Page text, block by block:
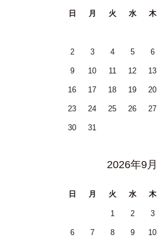
日 月 火 水 木
2 3 4 5 6
9 10 11 12 13
16 17 18 19 20
23 24 25 26 27
30 31
2026年9月
日 月 火 水 木
1 2 3
6 7 8 9 10